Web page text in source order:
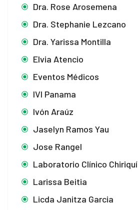
Dra. Rose Arosemena
Dra. Stephanie Lezcano
Dra. Yarissa Montilla
Elvia Atencio
Eventos Médicos
IVI Panama
Ivón Araúz
Jaselyn Ramos Yau
Jose Rangel
Laboratorio Clínico Chiriquí
Larissa Beitia
Licda Janitza Garcia